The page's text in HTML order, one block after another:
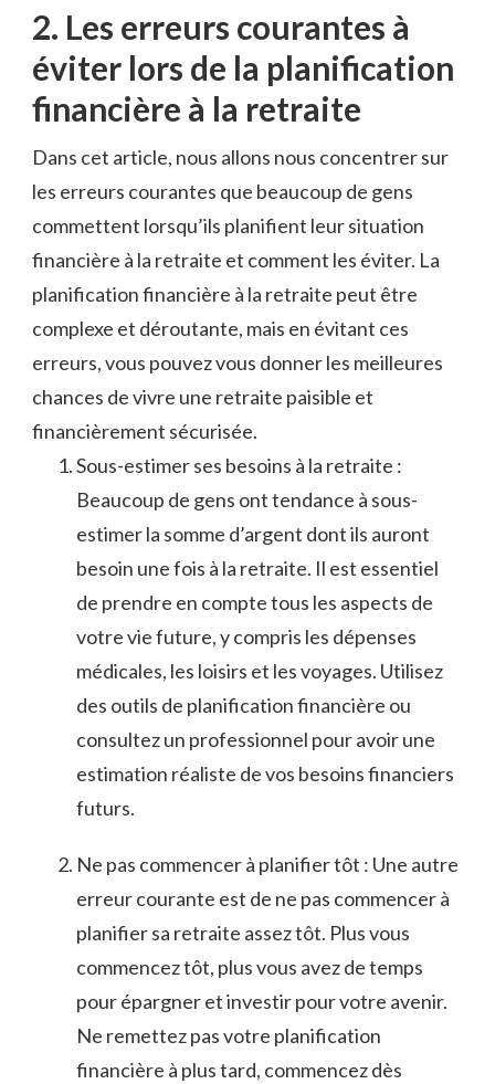
2.​ Les erreurs⁤ courantes à
éviter lors de‌ la⁣ planification⁤
financière à la retraite
Dans cet ​article, nous allons nous concentrer sur
les erreurs courantes que beaucoup de gens
commettent‌ lorsqu’ils ⁣planifient leur ⁣situation
financière à‌ la retraite ‍et comment​ les éviter. La
planification financière à la retraite peut être
⁤complexe‌ et​ déroutante,⁤ mais en évitant ces
erreurs, vous ⁣pouvez vous donner les meilleures
chances ⁣de‍ vivre une retraite paisible et
financièrement sécurisée.
Sous-estimer ⁣ses besoins à la retraite :
Beaucoup de gens ⁣ont tendance‍ à⁤ sous-
estimer la somme d’argent dont​ ils‍ auront
⁢besoin une fois ‍à ‍la retraite. Il ‌est essentiel
de prendre ‍en⁤ compte tous les aspects ⁢de⁣
votre vie‌ future, y compris ⁣les ‌dépenses​
médicales, les​ loisirs⁣ et les voyages. Utilisez
des outils⁣ de ⁢planification financière ou
consultez un professionnel pour avoir une
estimation​ réaliste ‍de vos⁢ besoins financiers
futurs.
Ne ‌pas​ commencer ⁢à planifier tôt : ⁢Une autre
erreur courante est de ne pas commencer à
planifier⁣ sa‍ retraite assez tôt. Plus vous
commencez​ tôt, plus‌ vous avez de temps
pour épargner et investir pour votre avenir.
Ne⁢ remettez pas votre planification
financière à plus ⁢tard, ⁤commencez dès